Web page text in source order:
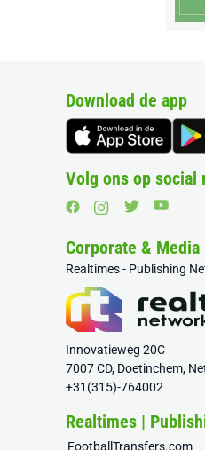
Download de app
Volg ons op social
Corporate & Media
Realtimes - Publishing
Innovatieweg 20C
7007 CD, Doetinchem,
+31(315)-764002
Realtimes |
FootballTransfers.com